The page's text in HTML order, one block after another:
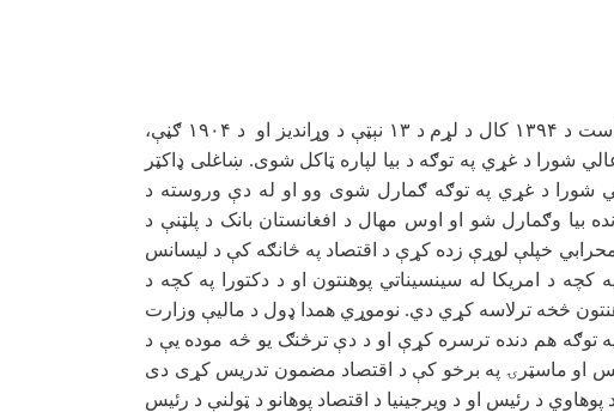
د ۱۳۹۴ کال د لړم د۱۳ نېټې د وړاندیز او د ۱۹۰۴ ګڼې،
شورا د غړي په توګه د بیا لپاره ټاکل شوی. ښاغلی ډاکټر
شورا د غړي په توګه ګمارل شوی وو او له دې وروسته د
وګمارل شو او اوس مهال د افغانستان بانک د پلټنې د
خپلې لوړې زده کړې د اقتصاد په څانګه کې د لیسانس
کچه د امریکا له سینسیناتي پوهنتون او د دکتورا په کچه د
څخه ترلاسه کړي دي. نوموړي همدا ډول د مالیې وزارت
توګه هم دنده ترسره کړې او د دې ترڅنګ یو څه موده یې د
او ماسټرۍ په برخو کې د اقتصاد مضمون تدریس کړی دی
د رئیس او د ویرجینیا د اقتصاد پوهانو د ټولنې د رئیس